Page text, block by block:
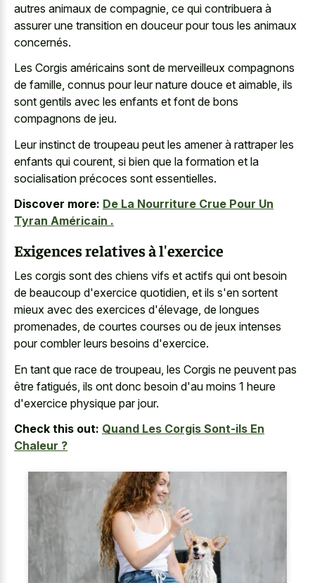
autres animaux de compagnie, ce qui contribuera à
assurer une transition en douceur pour tous les animaux
concernés.
Les Corgis américains sont de merveilleux compagnons
de famille, connus pour leur nature douce et aimable, ils
sont gentils avec les enfants et font de bons
compagnons de jeu.
Leur instinct de troupeau peut les amener à rattraper les
enfants qui courent, si bien que la formation et la
socialisation précoces sont essentielles.
Discover more: De La Nourriture Crue Pour Un
Tyran Américain .
Exigences relatives à l'exercice
Les corgis sont des chiens vifs et actifs qui ont besoin
de beaucoup d'exercice quotidien, et ils s'en sortent
mieux avec des exercices d'élevage, de longues
promenades, de courtes courses ou de jeux intenses
pour combler leurs besoins d'exercice.
En tant que race de troupeau, les Corgis ne peuvent pas
être fatigués, ils ont donc besoin d'au moins 1 heure
d'exercice physique par jour.
Check this out: Quand Les Corgis Sont-ils En
Chaleur ?